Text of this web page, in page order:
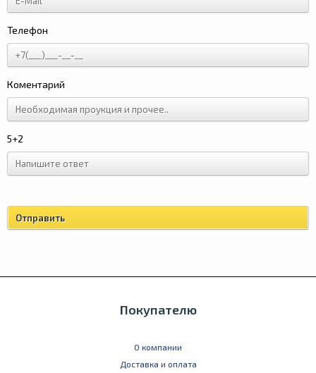
Телефон
Коментарий
5+2
Покупателю
О компании
Доставка и оплата